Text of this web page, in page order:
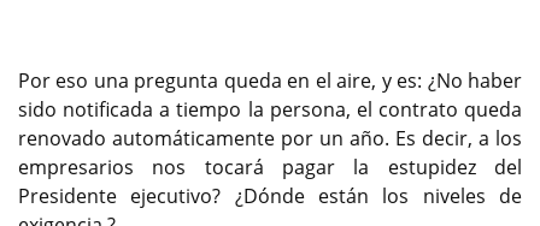
Por eso una pregunta queda en el aire, y es: ¿No haber
sido notificada a tiempo la persona, el contrato queda
renovado automáticamente por un año. Es decir, a los
empresarios nos tocará pagar la estupidez del
Presidente ejecutivo? ¿Dónde están los niveles de